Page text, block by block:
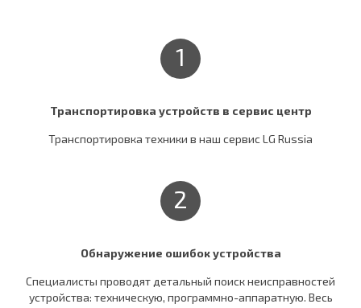
1
Транспортировка устройств в сервис центр
Транспортировка техники в наш сервис LG Russia
2
Обнаружение ошибок устройства
Специалисты проводят детальный поиск неисправностей
устройства: техническую, программно-аппаратную. Весь